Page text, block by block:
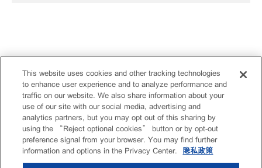
This website uses cookies and other tracking technologies
to enhance user experience and to analyze performance and
traffic on our website. We also share information about your
use of our site with our social media, advertising and
analytics partners, but you may opt out of this sharing by
using the “Reject optional cookies” button or by opt-out
preference signal from your browser. You may find further
information and options in the Privacy Center.
隐私政策